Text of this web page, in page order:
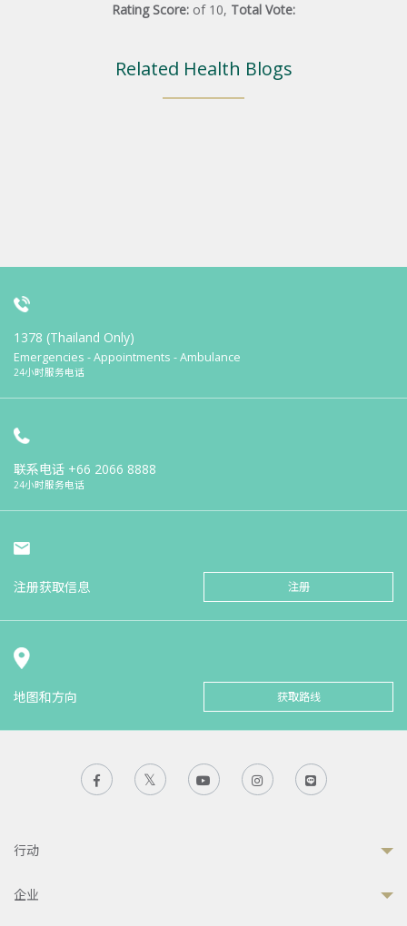
Rating Score: of 10, Total Vote:
Related Health Blogs
1378 (Thailand Only)
Emergencies - Appointments - Ambulance
24小时服务电话
联系电话 +66 2066 8888
24小时服务电话
注册获取信息 注册
地图和方向 获取路线
行动
企业